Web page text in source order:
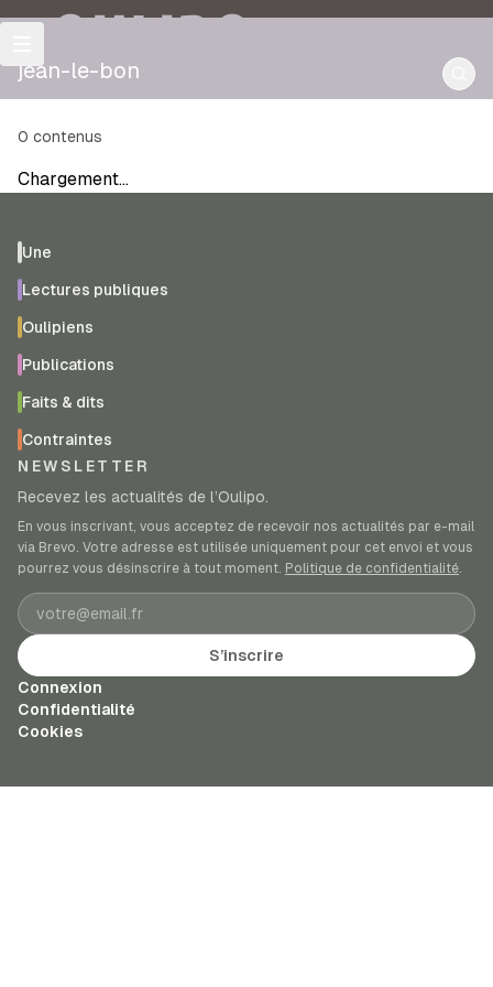
OULIPO
jean-le-bon
0 contenus
Chargement…
Une
Lectures publiques
Oulipiens
Publications
Faits & dits
Contraintes
NEWSLETTER
Recevez les actualités de l’Oulipo.
En vous inscrivant, vous acceptez de recevoir nos actualités par e-mail
via Brevo. Votre adresse est utilisée uniquement pour cet envoi et vous
pourrez vous désinscrire à tout moment. Politique de confidentialité.
Adresse e-mail
S’inscrire
Connexion
Confidentialité
Cookies